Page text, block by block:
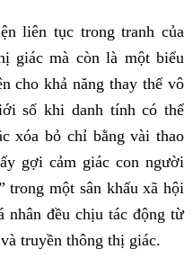
liên tục trong tranh của
giác mà còn là một biểu
cho khả năng thay thế vô
số khi danh tính có thể
xóa bỏ chỉ bằng vài thao
gợi cảm giác con người
trong một sân khấu xã hội
đều chịu tác động từ
truyền thông thị giác.